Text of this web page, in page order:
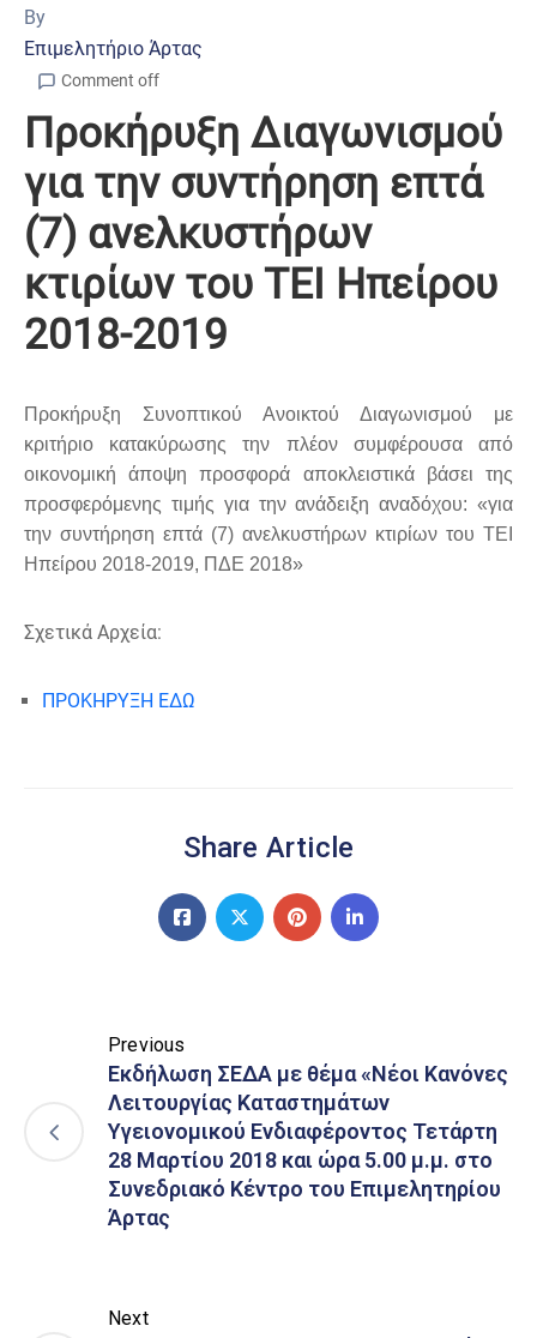
By
Επιμελητήριο Άρτας
Comment off
Προκήρυξη Διαγωνισμού
για την συντήρηση επτά
(7) ανελκυστήρων
κτιρίων του ΤΕΙ Ηπείρου
2018-2019
Προκήρυξη Συνοπτικού Ανοικτού Διαγωνισμού με
κριτήριο κατακύρωσης την πλέον συμφέρουσα από
οικονομική άποψη προσφορά αποκλειστικά βάσει της
προσφερόμενης τιμής για την ανάδειξη αναδόχου: «για
την συντήρηση επτά (7) ανελκυστήρων κτιρίων του ΤΕΙ
Ηπείρου 2018-2019, ΠΔΕ 2018»
Σχετικά Αρχεία:
ΠΡΟΚΗΡΥΞΗ ΕΔΩ
Share Article
Previous
Εκδήλωση ΣΕΔΑ με θέμα «Νέοι Κανόνες
Λειτουργίας Καταστημάτων
Υγειονομικού Ενδιαφέροντος Τετάρτη
28 Μαρτίου 2018 και ώρα 5.00 μ.μ. στο
Συνεδριακό Κέντρο του Επιμελητηρίου
Άρτας
Next